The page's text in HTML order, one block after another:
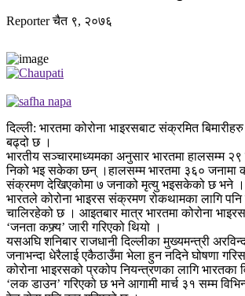
Reporterचैत ९, २०७६
दिल्ली: भारतमा कोरोना भाइरसबाट संक्रमित
बढ्दो छ ।
भारतीय सञ्चारमाध्यमका अनुसार भारतमा हालसम्म
निको भइ सकेका छन् ।हालसम्म भारतमा ३६० जनामा
संक्रमण देखिएकोमा ७ जनाको मृत्यु भइसकेको छ भने ।
भारतले कोरोना भाइरस संक्रमण रोकथामका लागि
चालिरहेको छ । आइतबार मात्र भारतमा कोरोना
‘जनता कफ्र्य’ जारी गरिएको थियो ।
यसअघि शनिबार राजधानी दिल्लीका मुख्यमन्त्री
जनाभन्दा धेरैलाई एकैठाउँमा भेला हुन नदिने घोषणा
कोरोना भाइरसको प्रकोप नियन्त्रणका लागि भारतका
‘लक डाउन’ गरिएको छ भने आगामी मार्च ३१ सम्म